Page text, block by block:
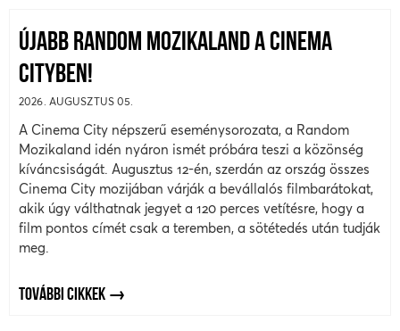
ÚJABB RANDOM MOZIKALAND A CINEMA
CITYBEN!
2026. AUGUSZTUS 05.
A Cinema City népszerű eseménysorozata, a Random
Mozikaland idén nyáron ismét próbára teszi a közönség
kíváncsiságát. Augusztus 12-én, szerdán az ország összes
Cinema City mozijában várják a bevállalós filmbarátokat,
akik úgy válthatnak jegyet a 120 perces vetítésre, hogy a
film pontos címét csak a teremben, a sötétedés után tudják
meg.
TOVÁBBI CIKKEK